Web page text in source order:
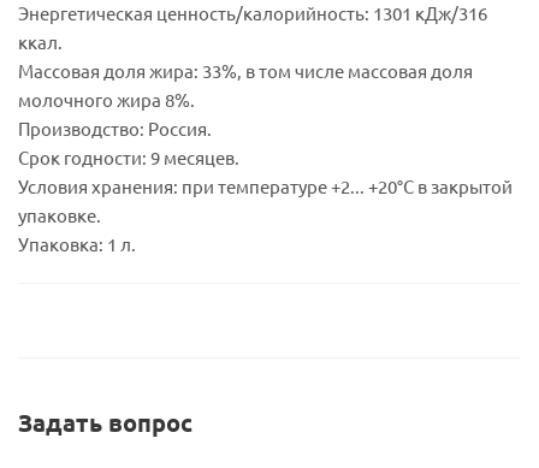
Энергетическая ценность/калорийность: 1301 кДж/316
ккал.
Массовая доля жира: 33%, в том числе массовая доля
молочного жира 8%.
Производство: Россия.
Срок годности: 9 месяцев.
Условия хранения: при температуре +2... +20°С в закрытой
упаковке.
Упаковка: 1 л.
Задать вопрос